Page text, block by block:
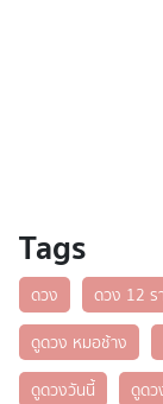
Tags
ดวง ดวง 12 ร
ดูดวง หมอช้าง
ดูดวงวันนี้
ดูดว